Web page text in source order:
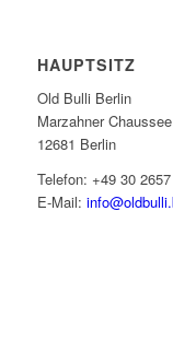
HAUPTSITZ
Old Bulli Berlin
Marzahner
12681 Berlin
Telefon: +49 30
E-Mail: